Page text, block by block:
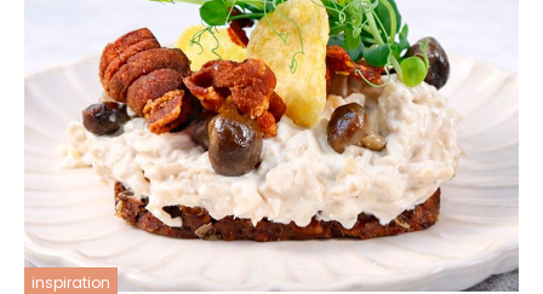
inspiration